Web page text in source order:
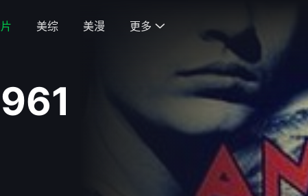
美综 美漫 更多 